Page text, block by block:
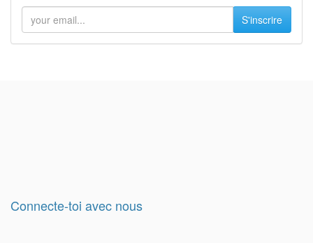
S'inscrire
Connecte-toi avec nous